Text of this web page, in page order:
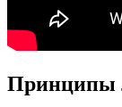
Принципы